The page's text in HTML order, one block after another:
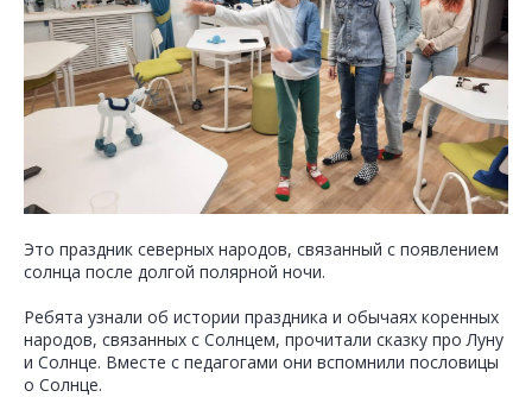
Это праздник северных народов, связанный с появлением
солнца после долгой полярной ночи.
Ребята узнали об истории праздника и обычаях коренных
народов, связанных с Солнцем, прочитали сказку про Луну
и Солнце. Вместе с педагогами они вспомнили пословицы
о Солнце.